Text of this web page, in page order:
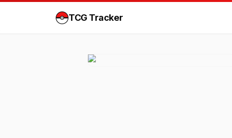
TCG Tracker